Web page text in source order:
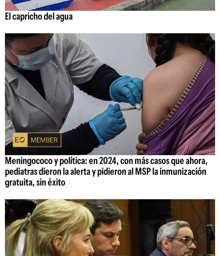
El capricho del agua
Meningococo y política: en 2024, con más casos que ahora,
pediatras dieron la alerta y pidieron al MSP la inmunización
gratuita, sin éxito